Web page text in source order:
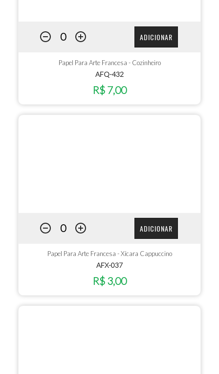
ADICIONAR
Papel Para Arte Francesa - Cozinheiro
AFQ-432
R$ 7,00
ADICIONAR
Papel Para Arte Francesa - Xícara Cappuccino
AFX-037
R$ 3,00